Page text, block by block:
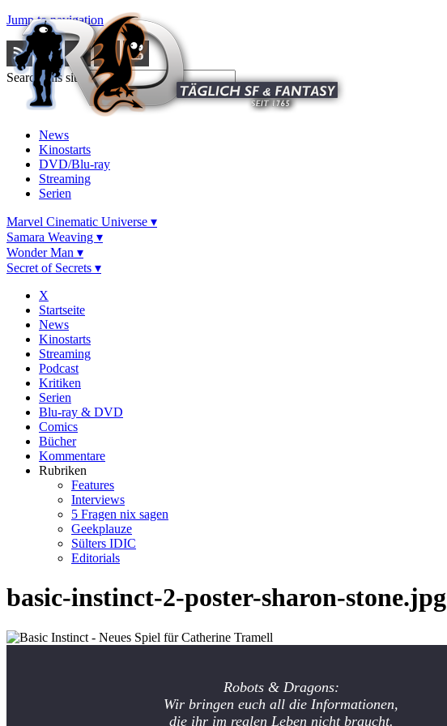
Jump to navigation
Search this site
News
Kinostarts
DVD/Blu-ray
Streaming
Serien
Marvel Cinematic Universe ▾
Samara Weaving ▾
Wonder Man ▾
Secret of Secrets ▾
X
Startseite
News
Kinostarts
Streaming
Podcast
Kritiken
Serien
Blu-ray & DVD
Comics
Bücher
Kommentare
Rubriken
Features
Interviews
5 Fragen nix sagen
Geekplauze
Sülters IDIC
Editorials
basic-instinct-2-poster-sharon-stone.jpg
Robots & Dragons:
Wir bringen euch all die Informationen,
die ihr im realen Leben nicht braucht.